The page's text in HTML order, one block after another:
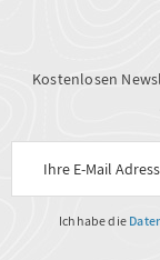
Kostenlosen
Ich habe die